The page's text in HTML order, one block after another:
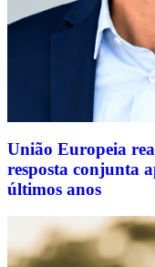
União Europeia
resposta conjunta
últimos anos